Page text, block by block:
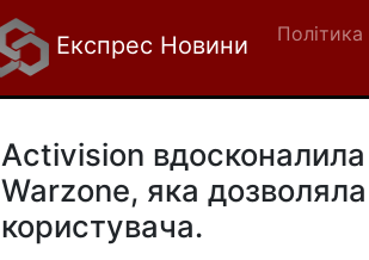
Експрес Новини Політика
Activision
Warzone, яка
користувача.